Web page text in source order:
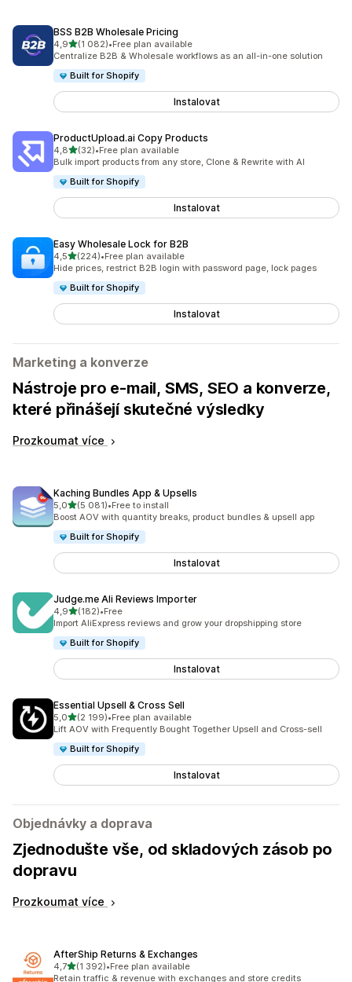
BSS B2B Wholesale Pricing
4,9z 5 hvězd
(1 082)
Celkový počet recenzí: 1082
•Free plan available
Centralize B2B & Wholesale workflows as an all-in-one solution
Built for Shopify
Instalovat
ProductUpload.ai Copy Products
4,8z 5 hvězd
(32)
Celkový počet recenzí: 32
•Free plan available
Bulk import products from any store, Clone & Rewrite with AI
Built for Shopify
Instalovat
Easy Wholesale Lock for B2B
4,5z 5 hvězd
(224)
Celkový počet recenzí: 224
•Free plan available
Hide prices, restrict B2B login with password page, lock pages
Built for Shopify
Instalovat
Marketing a konverze
Nástroje pro e-mail, SMS, SEO a konverze,
které přinášejí skutečné výsledky
Prozkoumat více
Kaching Bundles App & Upsells
5,0z 5 hvězd
(5 081)
Celkový počet recenzí: 5081
•Free to install
Boost AOV with quantity breaks, product bundles & upsell app
Built for Shopify
Instalovat
Judge.me Ali Reviews Importer
4,9z 5 hvězd
(182)
Celkový počet recenzí: 182
•Free
Import AliExpress reviews and grow your dropshipping store
Built for Shopify
Instalovat
Essential Upsell & Cross Sell
5,0z 5 hvězd
(2 199)
Celkový počet recenzí: 2199
•Free plan available
Lift AOV with Frequently Bought Together Upsell and Cross-sell
Built for Shopify
Instalovat
Objednávky a doprava
Zjednodušte vše, od skladových zásob po
dopravu
Prozkoumat více
AfterShip Returns & Exchanges
4,7z 5 hvězd
(1 392)
Celkový počet recenzí: 1392
•Free plan available
Retain traffic & revenue with exchanges and store credits